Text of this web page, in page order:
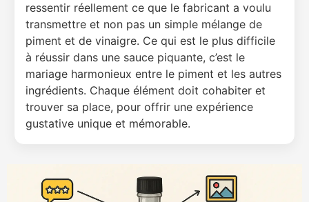
ressentir réellement ce que le fabricant a voulu
transmettre et non pas un simple mélange de
piment et de vinaigre. Ce qui est le plus difficile
à réussir dans une sauce piquante, c’est le
mariage harmonieux entre le piment et les autres
ingrédients. Chaque élément doit cohabiter et
trouver sa place, pour offrir une expérience
gustative unique et mémorable.